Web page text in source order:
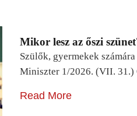
Mikor lesz az őszi
Szülők, gyermekek
Miniszter 1/2026. (VII. 31.)
Read More